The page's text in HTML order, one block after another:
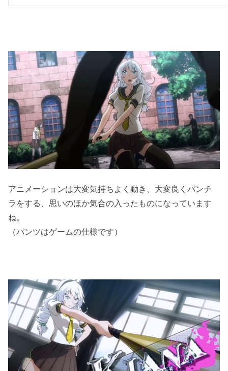
アニメーションは大変気持ちよく動き、大変良くパンチ
ラをする、思いのほか気合の入ったものになっています
ね。
（パンツはゲームの仕様です）